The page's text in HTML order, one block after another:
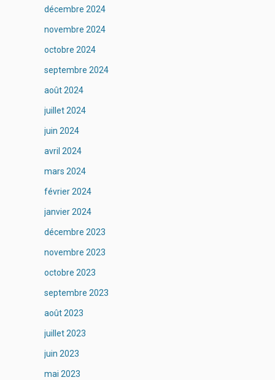
décembre 2024
novembre 2024
octobre 2024
septembre 2024
août 2024
juillet 2024
juin 2024
avril 2024
mars 2024
février 2024
janvier 2024
décembre 2023
novembre 2023
octobre 2023
septembre 2023
août 2023
juillet 2023
juin 2023
mai 2023